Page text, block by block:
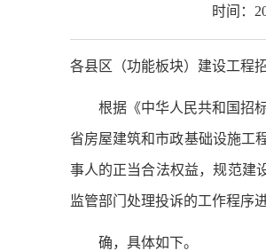
时间：
各县区（功能板块）建设工程
根据《中华人民共和国招
省房屋建筑和市政基础设施工
事人的正当合法权益，规范建
监管部门处理投诉的工作程序
确，具体如下。